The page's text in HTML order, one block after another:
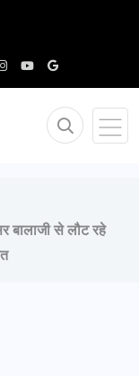
बालाजी से लौट रहे